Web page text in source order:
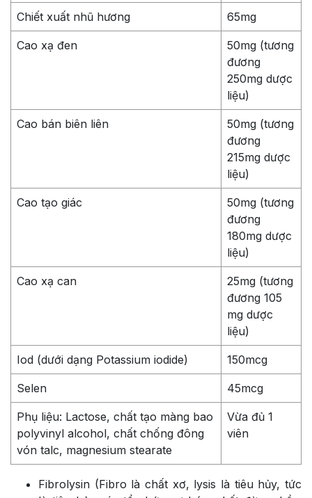
Chiết xuất nhũ hương 65mg
Cao xạ đen
50mg (tương
đương
250mg dược
liệu)
Cao bán biên liên
50mg (tương
đương
215mg dược
liệu)
Cao tạo giác
50mg (tương
đương
180mg dược
liệu)
Cao xạ can
25mg (tương
đương 105
mg dược
liệu)
Iod (dưới dạng Potassium iodide) 150mcg
Selen 45mcg
Phụ liệu: Lactose, chất tạo màng bao
polyvinyl alcohol, chất chống đông
vón talc, magnesium stearate
Vừa đủ 1
viên
Fibrolysin (Fibro là chất xơ, lysis là tiêu hủy, tức